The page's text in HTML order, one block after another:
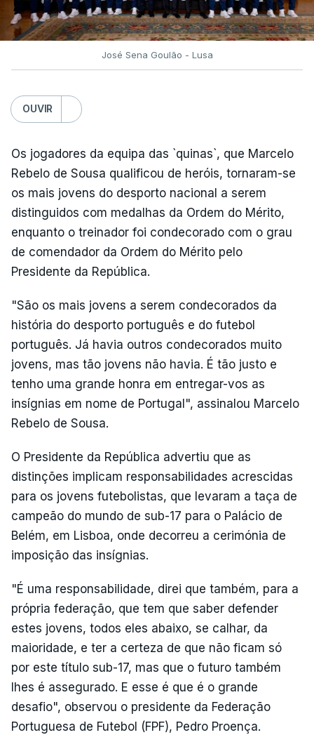
José Sena Goulão - Lusa
OUVIR
Os jogadores da equipa das `quinas`, que Marcelo
Rebelo de Sousa qualificou de heróis, tornaram-se
os mais jovens do desporto nacional a serem
distinguidos com medalhas da Ordem do Mérito,
enquanto o treinador foi condecorado com o grau
de comendador da Ordem do Mérito pelo
Presidente da República.
"São os mais jovens a serem condecorados da
história do desporto português e do futebol
português. Já havia outros condecorados muito
jovens, mas tão jovens não havia. É tão justo e
tenho uma grande honra em entregar-vos as
insígnias em nome de Portugal", assinalou Marcelo
Rebelo de Sousa.
O Presidente da República advertiu que as
distinções implicam responsabilidades acrescidas
para os jovens futebolistas, que levaram a taça de
campeão do mundo de sub-17 para o Palácio de
Belém, em Lisboa, onde decorreu a cerimónia de
imposição das insígnias.
"É uma responsabilidade, direi que também, para a
própria federação, que tem que saber defender
estes jovens, todos eles abaixo, se calhar, da
maioridade, e ter a certeza de que não ficam só
por este título sub-17, mas que o futuro também
lhes é assegurado. E esse é que é o grande
desafio", observou o presidente da Federação
Portuguesa de Futebol (FPF), Pedro Proença.